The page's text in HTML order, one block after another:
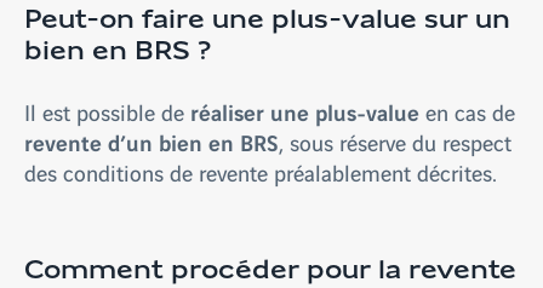
Peut-on faire une plus-value sur un
bien en BRS ?
Il est possible de réaliser une plus-valueen cas de
revente d’un bien en BRS, sous réserve du respect
des conditions de revente préalablement décrites.
Comment procéder pour la revente